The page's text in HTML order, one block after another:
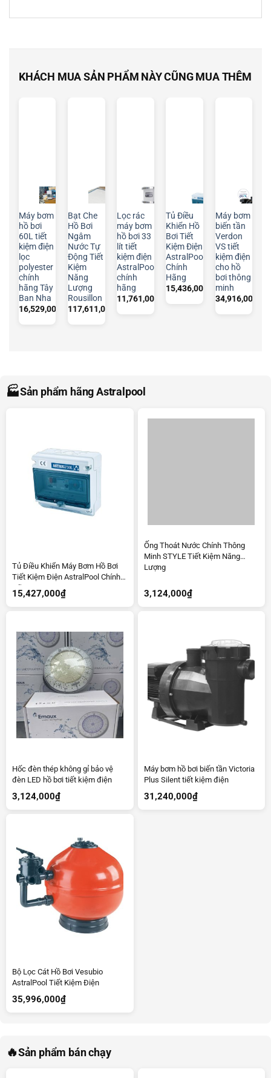
KHÁCH MUA SẢN PHẨM NÀY CŨNG MUA THÊM
Máy bơm
hồ bơi
60L tiết
kiệm điện
lọc
polyester
chính
hãng Tây
Ban Nha
16,529,000
Bạt Che
Hồ Bơi
Ngâm
Nước Tự
Động Tiết
Kiệm
Năng
Lượng
Rousillon
117,611,000
Lọc rác
máy bơm
hồ bơi 33
lít tiết
kiệm điện
AstralPool
chính
hãng
11,761,000
Tủ Điều
Khiển Hồ
Bơi Tiết
Kiệm Điện
AstralPool
Chính
Hãng
15,436,000
Máy bơm
biến tần
Verdon
VS tiết
kiệm điện
cho hồ
bơi thông
minh
34,916,000
🏭Sản phẩm hãng Astralpool
Tủ Điều Khiển Máy Bơm Hồ Bơi
Tiết Kiệm Điện AstralPool Chính
Hãng
15,427,000₫
Ống Thoát Nước Chính Thông
Minh STYLE Tiết Kiệm Năng
Lượng
3,124,000₫
Hốc đèn thép không gỉ bảo vệ
đèn LED hồ bơi tiết kiệm điện
3,124,000₫
Máy bơm hồ bơi biến tần Victoria
Plus Silent tiết kiệm điện
31,240,000₫
Bộ Lọc Cát Hồ Bơi Vesubio
AstralPool Tiết Kiệm Điện
35,996,000₫
🔥Sản phẩm bán chạy